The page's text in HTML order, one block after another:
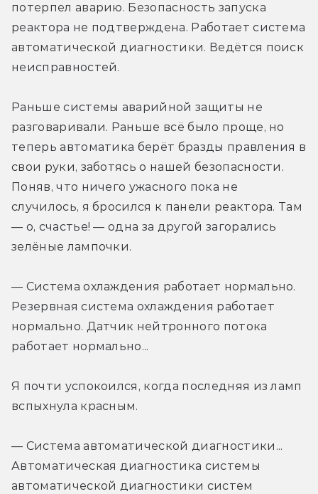
потерпел аварию. Безопасность запуска
реактора не подтверждена. Работает система
автоматической диагностики. Ведётся поиск
неисправностей.
Раньше системы аварийной защиты не
разговаривали. Раньше всё было проще, но
теперь автоматика берёт бразды правления в
свои руки, заботясь о нашей безопасности.
Поняв, что ничего ужасного пока не
случилось, я бросился к панели реактора. Там
— о, счастье! — одна за другой загорались
зелёные лампочки.
— Система охлаждения работает нормально.
Резервная система охлаждения работает
нормально. Датчик нейтронного потока
работает нормально...
Я почти успокоился, когда последняя из ламп
вспыхнула красным.
— Система автоматической диагностики...
Автоматическая диагностика системы
автоматической диагностики систем